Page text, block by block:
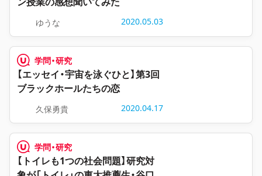
ゆうな 2020.05.03
学問・研究
【エッセイ・宇宙を泳ぐひと】第3回
ブラックホールたちの恋
久保勇貴 2020.04.17
学問・研究
【トイレも1つの社会問題】研究対